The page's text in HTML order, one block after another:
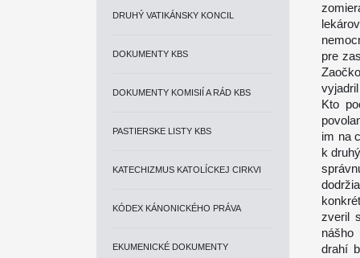
DRUHÝ VATIKÁNSKY KONCIL
DOKUMENTY KBS
DOKUMENTY KOMISIÍ A RÁD KBS
PASTIERSKE LISTY KBS
KATECHIZMUS KATOLÍCKEJ CIRKVI
KÓDEX KÁNONICKÉHO PRÁVA
EKUMENICKÉ DOKUMENTY
pre
Kto
im na
k
zveril
nášho
drahí